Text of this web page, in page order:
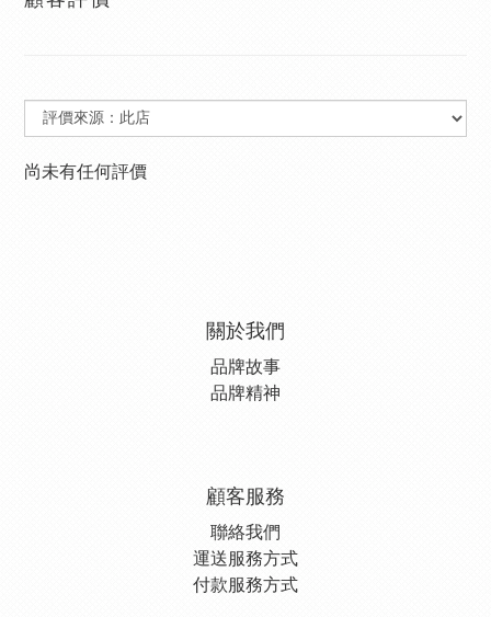
尚未有任何評價
關於我們
品牌故事
品牌精神
顧客服務
聯絡我們
運送服務方式
付款服務方式